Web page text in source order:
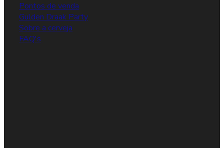
Pontos de venda
Gulden Draak Party
Sobre a cerveja
FAQ's